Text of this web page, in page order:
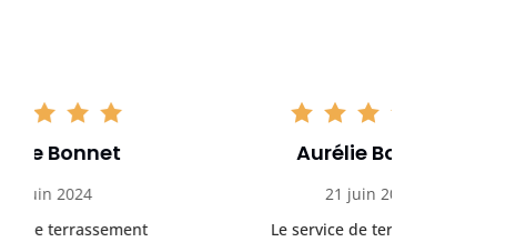
Le service de terrassement